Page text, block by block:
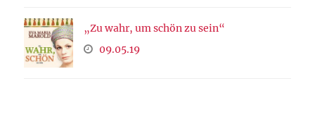
„Zu wahr, um schön zu sein“
09.05.19